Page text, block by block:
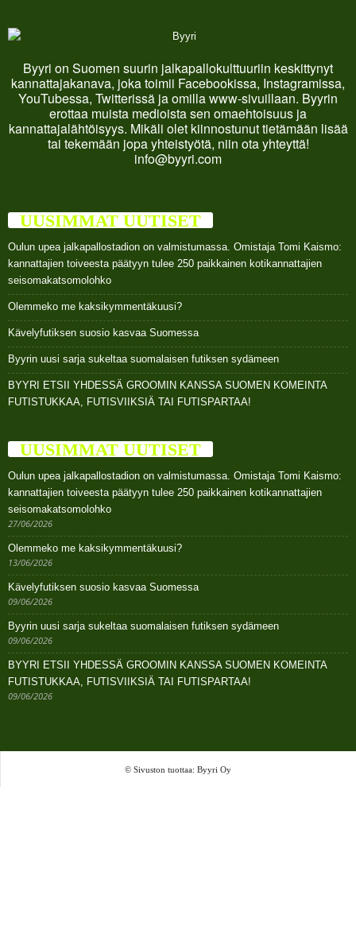
Byyri on Suomen suurin jalkapallokulttuuriin keskittynyt
kannattajakanava, joka toimii Facebookissa, Instagramissa,
YouTubessa, Twitterissä ja omilla www-sivuillaan. Byyrin
erottaa muista medioista sen omaehtoisuus ja
kannattajalähtöisyys. Mikäli olet kiinnostunut tietämään lisää
tai tekemään jopa yhteistyötä, niin ota yhteyttä!
info@byyri.com
UUSIMMAT UUTISET
Oulun upea jalkapallostadion on valmistumassa. Omistaja Tomi Kaismo:
kannattajien toiveesta päätyyn tulee 250 paikkainen kotikannattajien
seisomakatsomolohko
Olemmeko me kaksikymmentäkuusi?
Kävelyfutiksen suosio kasvaa Suomessa
Byyrin uusi sarja sukeltaa suomalaisen futiksen sydämeen
BYYRI ETSII YHDESSÄ GROOMIN KANSSA SUOMEN KOMEINTA
FUTISTUKKAA, FUTISVIIKSIÄ TAI FUTISPARTAA!
UUSIMMAT UUTISET
Oulun upea jalkapallostadion on valmistumassa. Omistaja Tomi Kaismo:
kannattajien toiveesta päätyyn tulee 250 paikkainen kotikannattajien
seisomakatsomolohko
27/06/2026
Olemmeko me kaksikymmentäkuusi?
13/06/2026
Kävelyfutiksen suosio kasvaa Suomessa
09/06/2026
Byyrin uusi sarja sukeltaa suomalaisen futiksen sydämeen
09/06/2026
BYYRI ETSII YHDESSÄ GROOMIN KANSSA SUOMEN KOMEINTA
FUTISTUKKAA, FUTISVIIKSIÄ TAI FUTISPARTAA!
09/06/2026
© Sivuston tuottaa: Byyri Oy